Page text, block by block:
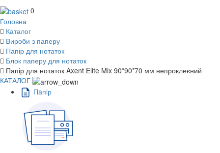
0
Головна
Каталог
Вироби з паперу
Папір для нотаток
Блок паперу для нотаток
Папір для нотаток Axent Elite Mix 90*90*70 мм непроклеєний
КАТАЛОГ
Пaпiр